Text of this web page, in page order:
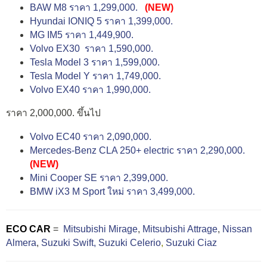
BAW M8 ราคา 1,299,000.
(NEW)
Hyundai IONIQ 5 ราคา 1,399,000.
MG IM5 ราคา 1,449,900.
Volvo EX30 ราคา 1,590,000.
Tesla Model 3 ราคา 1,599,000.
Tesla Model Y ราคา 1,749,000.
Volvo EX40 ราคา 1,990,000.
ราคา 2,000,000. ขึ้นไป
Volvo EC40 ราคา 2,090,000.
Mercedes-Benz CLA 250+ electric ราคา 2,290,000.
(NEW)
Mini Cooper SE ราคา 2,399,000.
BMW iX3 M Sport ใหม่ ราคา 3,499,000.
ECO CAR = Mitsubishi Mirage, Mitsubishi Attrage, Nissan
Almera, Suzuki Swift, Suzuki Celerio, Suzuki Ciaz